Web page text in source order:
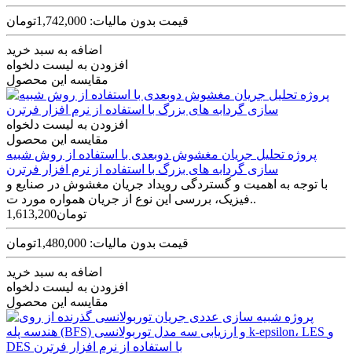
قیمت بدون مالیات: 1,742,000تومان
اضافه به سبد خرید
افزودن به لیست دلخواه
مقایسه این محصول
افزودن به لیست دلخواه
مقایسه این محصول
پروژه تحلیل جریان مغشوش دوبعدی با استفاده از روش شبیه
سازی گردابه های بزرگ با استفاده از نرم افزار فرترن
با توجه به اهمیت و گستردگی رویداد جریان مغشوش در صنایع و
فیزیک، بررسی این نوع از جریان همواره مورد ت..
1,613,200تومان
قیمت بدون مالیات: 1,480,000تومان
اضافه به سبد خرید
افزودن به لیست دلخواه
مقایسه این محصول